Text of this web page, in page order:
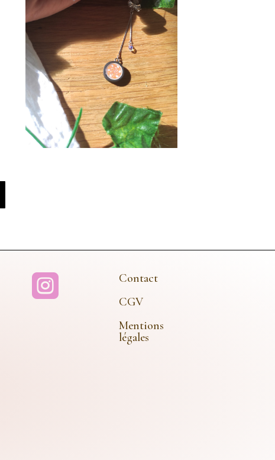

Contact
CGV
Mentions
légales